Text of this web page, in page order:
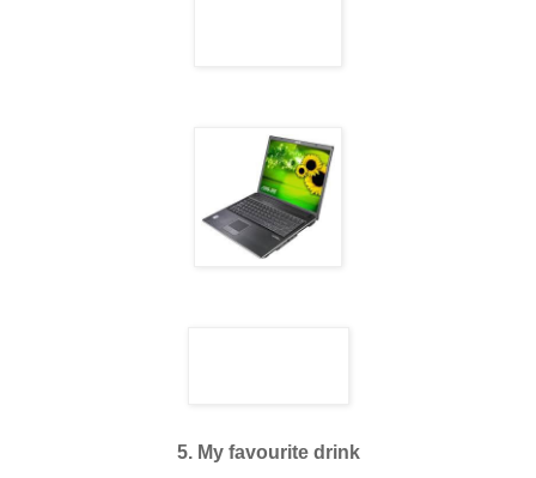
5. My favourite drink